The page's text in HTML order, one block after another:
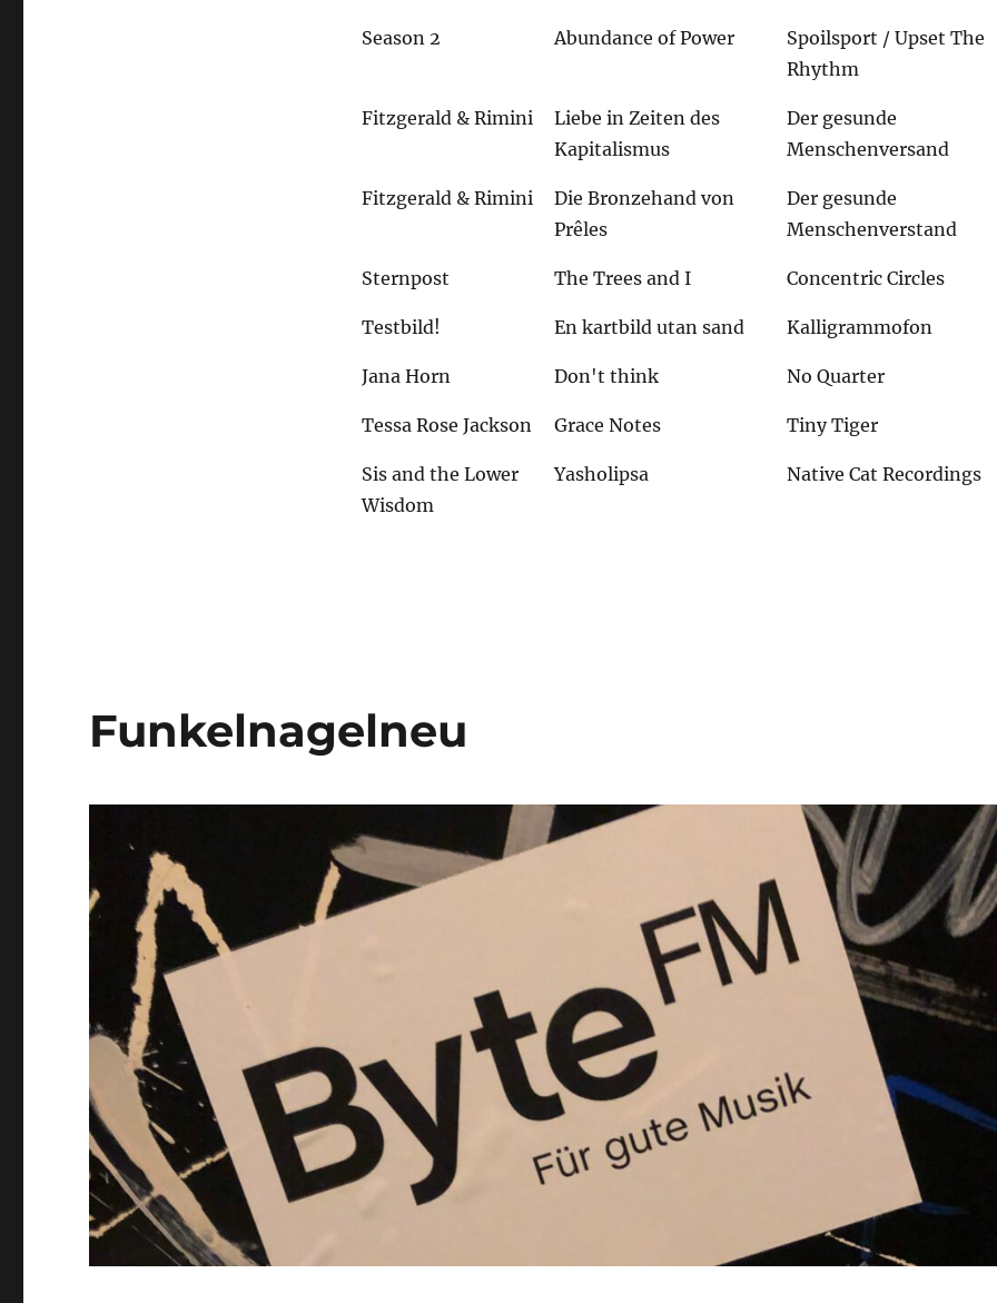
Season 2 Abundance of Power
Spoilsport / Upset The
Rhythm
Fitzgerald & Rimini
Liebe in Zeiten des
Kapitalismus
Der gesunde
Menschenversand
Fitzgerald & Rimini
Die Bronzehand von
Prêles
Der gesunde
Menschenverstand
Sternpost The Trees and I Concentric Circles
Testbild! En kartbild utan sand Kalligrammofon
Jana Horn Don't think No Quarter
Tessa Rose Jackson Grace Notes Tiny Tiger
Sis and the Lower
Wisdom
Yasholipsa Native Cat Recordings
Funkelnagelneu